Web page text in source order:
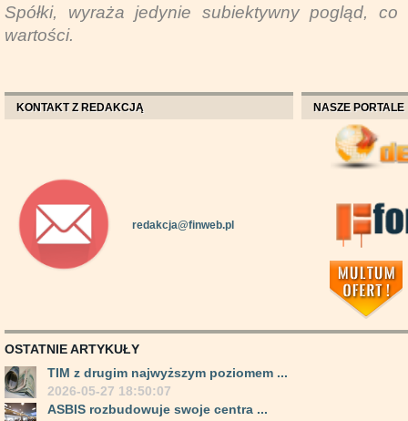
Spółki, wyraża jedynie subiektywny pogląd,
wartości.
KONTAKT Z REDAKCJĄ
redakcja@finweb.pl
NASZE PORTALE
OSTATNIE ARTYKUŁY
TIM z drugim najwyższym poziomem ...
2026-05-27 18:50:07
ASBIS rozbudowuje swoje centra ...